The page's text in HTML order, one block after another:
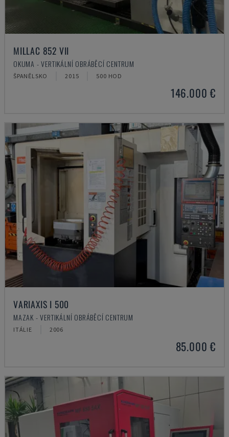
MILLAC 852 VII
OKUMA - VERTIKÁLNÍ OBRÁBĚCÍ CENTRUM
ŠPANĚLSKO 2015 500 HOD
146.000 €
VARIAXIS I 500
MAZAK - VERTIKÁLNÍ OBRÁBĚCÍ CENTRUM
ITÁLIE 2006
85.000 €